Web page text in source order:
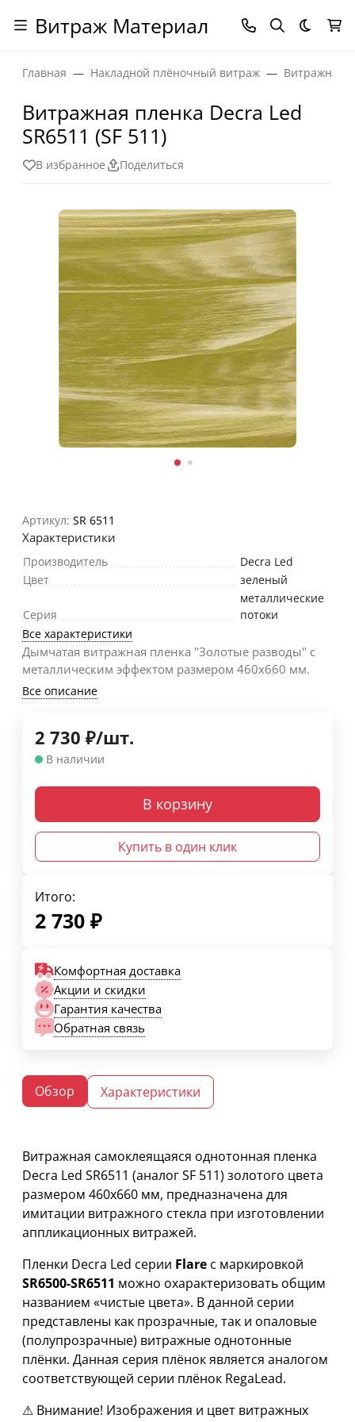
Витраж Материал Темная
Главная Накладной плёночный витраж Витражная
Витражная пленка Decra Led
SR6511 (SF 511)
В избранное Поделиться
Артикул: SR 6511
Характеристики
Производитель
Decra Led
Цвет
зеленый
Серия
металлические
потоки
Все характеристики
Дымчатая витражная пленка "Золотые разводы" с
металлическим эффектом размером 460х660 мм.
Все описание
2 730 ₽/шт.
В наличии
В корзину
Купить в один клик
Итого:
2 730 ₽
Комфортная доставка
Акции и скидки
Гарантия качества
Обратная связь
Обзор Характеристики
Витражная самоклеящаяся однотонная пленка
Decra Led SR6511 (аналог SF 511) золотого цвета
размером 460х660 мм, предназначена для
имитации витражного стекла при изготовлении
аппликационных витражей.
Пленки Decra Led серии Flare с маркировкой
SR6500-SR6511 можно охарактеризовать общим
названием «чистые цвета». В данной серии
представлены как прозрачные, так и опаловые
(полупрозрачные) витражные однотонные
плёнки. Данная серия плёнок является аналогом
соответствующей серии плёнок RegaLead.
⚠ Внимание! Изображения и цвет витражных